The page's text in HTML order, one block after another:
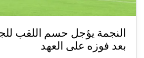
النجمة يؤجل حسم اللقب
بعد فوزه على العهد